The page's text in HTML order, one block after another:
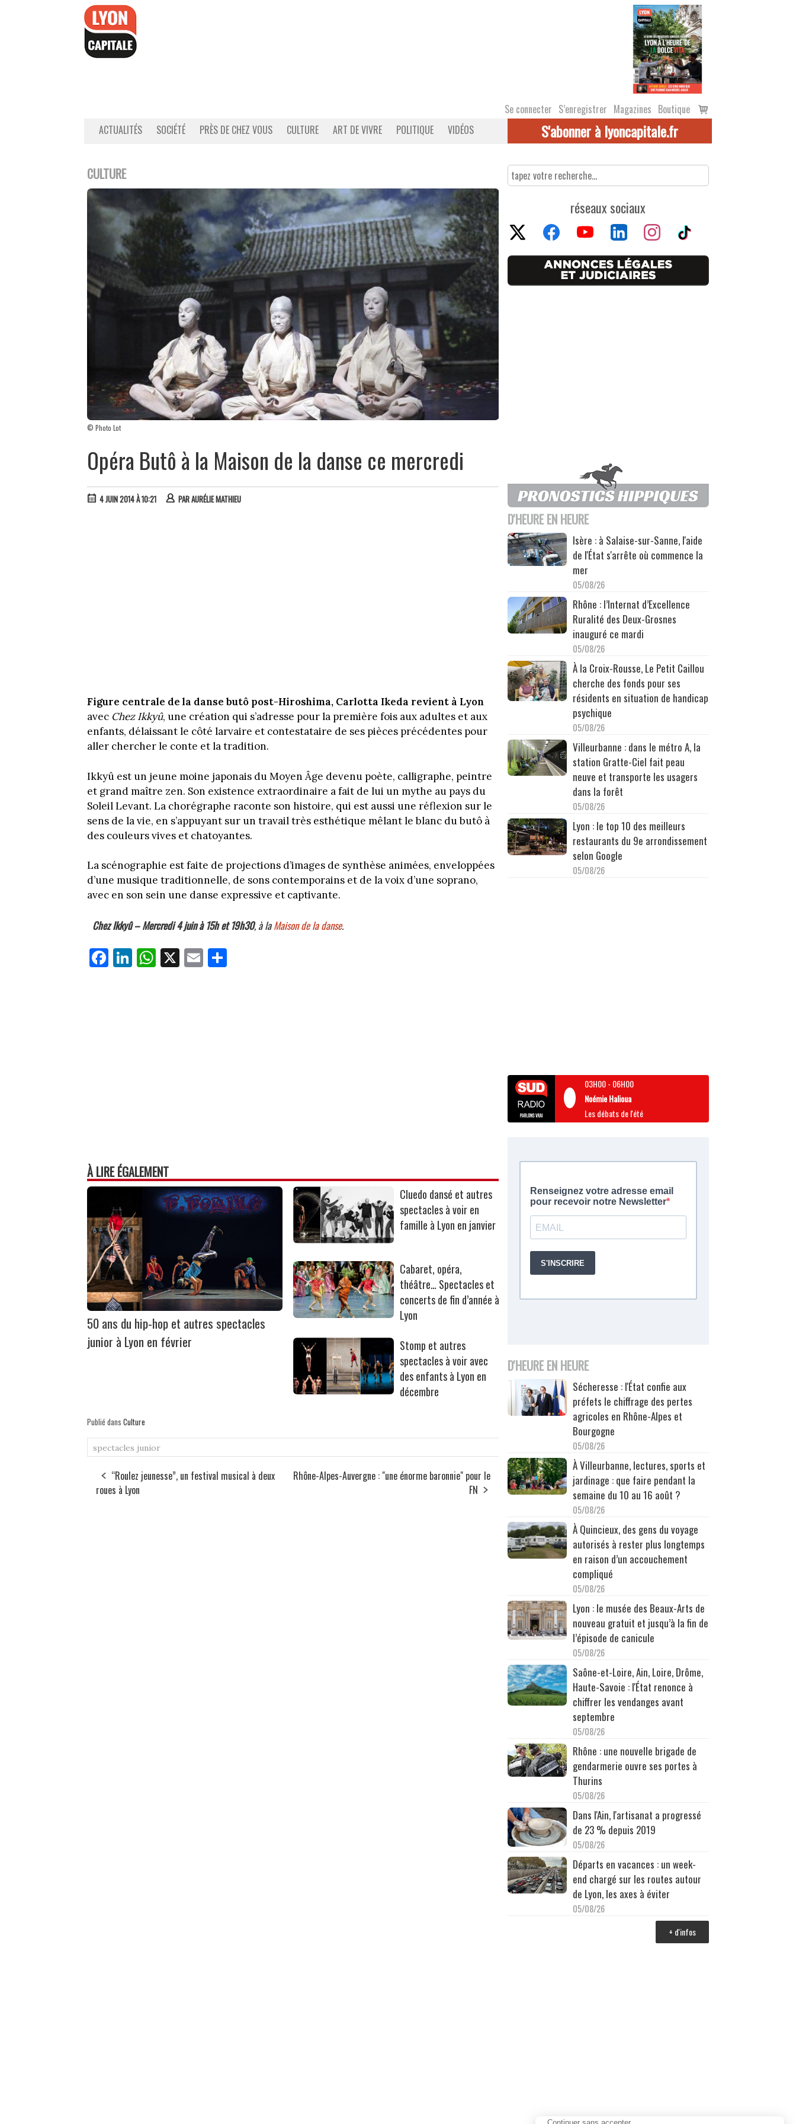
Se connecter S’enregistrer Magazines Boutique
Voir
le
ACTUALITÉS SOCIÉTÉ PRÈS DE CHEZ VOUS CULTURE ART DE VIVRE POLITIQUE VIDÉOS S'abonner à lyoncapitale.fr
CULTURE
© Photo Lot
Opéra Butô à la Maison de la danse ce mercredi
4 JUIN 2014 À 10:21 PARAURÉLIE MATHIEU
Figure centrale de la danse butô post-Hiroshima, Carlotta Ikeda revient à Lyon
avec Chez Ikkyû, une création qui s’adresse pour la première fois aux adultes et aux
enfants, délaissant le côté larvaire et contestataire de ses pièces précédentes pour
aller chercher le conte et la tradition.
Ikkyû est un jeune moine japonais du Moyen Âge devenu poète, calligraphe, peintre
et grand maître zen. Son existence extraordinaire a fait de lui un mythe au pays du
Soleil Levant. La chorégraphe raconte son histoire, qui est aussi une réflexion sur le
sens de la vie, en s’appuyant sur un travail très esthétique mêlant le blanc du butô à
des couleurs vives et chatoyantes.
La scénographie est faite de projections d’images de synthèse animées, enveloppées
d’une musique traditionnelle, de sons contemporains et de la voix d’une soprano,
avec en son sein une danse expressive et captivante.
Chez Ikkyû – Mercredi 4 juin à 15h et 19h30, à laMaison de la danse.
Fa
ce
Li
nk
W
ha
X E
m
À LIRE ÉGALEMENT
50 ans du hip-hop et autres spectacles
junior à Lyon en février
Cluedo dansé et autres
spectacles à voir en
famille à Lyon en janvier
Cabaret, opéra,
théâtre… Spectacles et
concerts de fin d’année à
Lyon
Stomp et autres
spectacles à voir avec
des enfants à Lyon en
décembre
Publié dans Culture
spectacles junior
“Roulez jeunesse”, un festival musical à deux
roues à Lyon
Rhône-Alpes-Auvergne : "une énorme baronnie" pour le
FN
réseaux sociaux
D'HEURE EN HEURE
Isère : à Salaise-sur-Sanne, l'aide
de l'État s'arrête où commence la
mer
05/08/26
Rhône : l’Internat d’Excellence
Ruralité des Deux-Grosnes
inauguré ce mardi
05/08/26
À la Croix-Rousse, Le Petit Caillou
cherche des fonds pour ses
résidents en situation de handicap
psychique
05/08/26
Villeurbanne : dans le métro A, la
station Gratte-Ciel fait peau
neuve et transporte les usagers
dans la forêt
05/08/26
Lyon : le top 10 des meilleurs
restaurants du 9e arrondissement
selon Google
05/08/26
03H00- 06H00
Noémie Halioua
Les débats de l'été
D'HEURE EN HEURE
Sécheresse : l'État confie aux
préfets le chiffrage des pertes
agricoles en Rhône-Alpes et
Bourgogne
05/08/26
À Villeurbanne, lectures, sports et
jardinage : que faire pendant la
semaine du 10 au 16 août ?
05/08/26
À Quincieux, des gens du voyage
autorisés à rester plus longtemps
en raison d’un accouchement
compliqué
05/08/26
Lyon : le musée des Beaux-Arts de
nouveau gratuit et jusqu’à la fin de
l’épisode de canicule
05/08/26
Saône-et-Loire, Ain, Loire, Drôme,
Haute-Savoie : l'État renonce à
chiffrer les vendanges avant
septembre
05/08/26
Rhône : une nouvelle brigade de
gendarmerie ouvre ses portes à
Thurins
05/08/26
Dans l'Ain, l'artisanat a progressé
de 23 % depuis 2019
05/08/26
Départs en vacances : un week-
end chargé sur les routes autour
de Lyon, les axes à éviter
05/08/26
+ d'infos